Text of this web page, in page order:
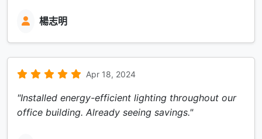
楊志明
Apr 18, 2024
"Installed energy-efficient lighting throughout our
office building. Already seeing savings."